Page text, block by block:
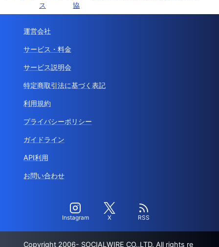
ス
協
運営会社
サービス・料金
サービス説明会
特定商取引法に基づく表記
利用規約
プライバシーポリシー
ガイドライン
API利用
お問い合わせ
Instagram X RSS
Copyright 2006- SOCIALWIRE CO.,LTD. All rights re